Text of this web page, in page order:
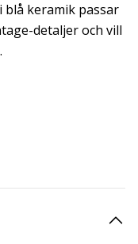
blå keramik passar
detaljer och vill